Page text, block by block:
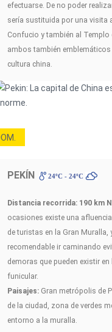
efectuarse. De no poder
sería sustituida por una visita
Confucio y también al Templo
ambos también
cultura china.
PEKÍN 24ºC - 24ºC
Distancia recorrida: 190 km
ocasiones existe una
de turistas en la Gran Muralla,
recomendable ir caminando
demoras que pueden existir
funicular.
Paisajes: Gran metrópolis de
de la ciudad, zona de verdes
entorno a la muralla.